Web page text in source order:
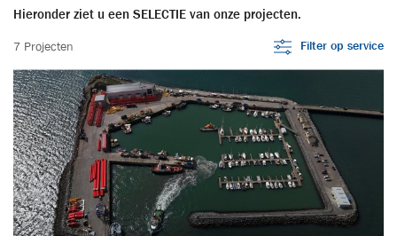
Hieronder ziet u een SELECTIE van onze projecten.
7 Projecten Filter op service